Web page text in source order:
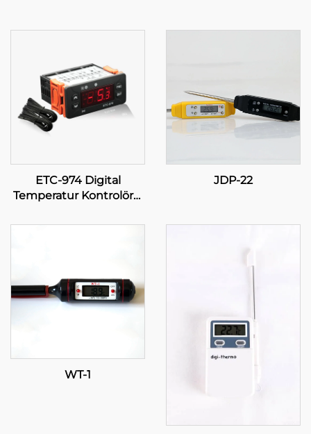
ETC-974 Digital
Temperatur Kontrolörü:
üçün Yüksək
JDP-22
WT-1